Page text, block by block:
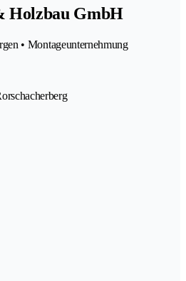
Holzbau GmbH
• Montageunternehmung